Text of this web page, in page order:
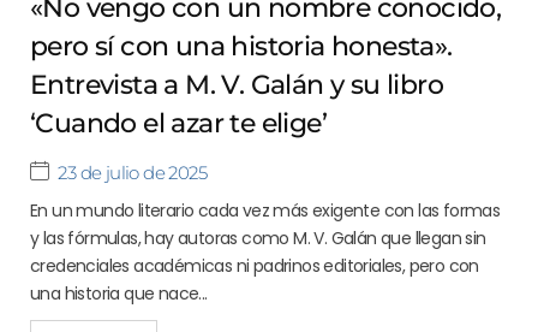
«No vengo con un nombre conocido,
pero sí con una historia honesta».
Entrevista a M. V. Galán y su libro
‘Cuando el azar te elige’
23 de julio de 2025
En un mundo literario cada vez más exigente con las formas
y las fórmulas, hay autoras como M. V. Galán que llegan sin
credenciales académicas ni padrinos editoriales, pero con
una historia que nace...